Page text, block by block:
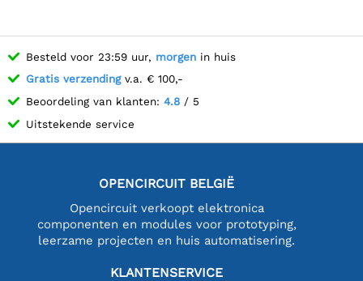
Besteld voor 23:59 uur, morgen in huis
Gratis verzendingv.a. € 100,-
Beoordeling van klanten: 4.8 / 5
Uitstekende service
OPENCIRCUIT BELGIË
Opencircuit verkoopt elektronica
componenten en modules voor prototyping,
leerzame projecten en huis automatisering.
KLANTENSERVICE